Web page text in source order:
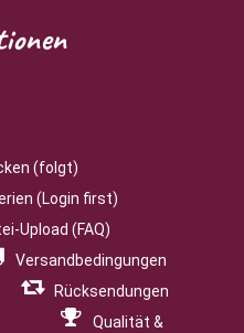
(folgt)
(Login first)
Upload (FAQ)
Versandbedingungen
Rücksendungen
Qualität &